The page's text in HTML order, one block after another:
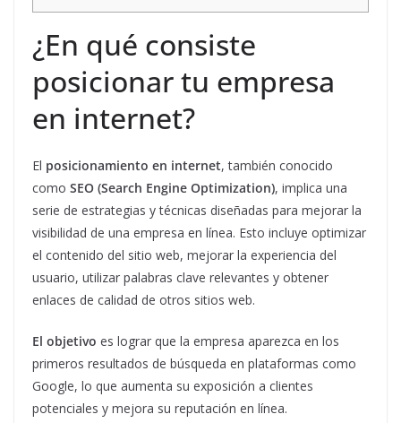
¿En qué consiste
posicionar tu empresa
en internet?
El posicionamiento en internet, también conocido
como SEO (Search Engine Optimization), implica una
serie de estrategias y técnicas diseñadas para mejorar la
visibilidad de una empresa en línea. Esto incluye optimizar
el contenido del sitio web, mejorar la experiencia del
usuario, utilizar palabras clave relevantes y obtener
enlaces de calidad de otros sitios web.
El objetivo es lograr que la empresa aparezca en los
primeros resultados de búsqueda en plataformas como
Google, lo que aumenta su exposición a clientes
potenciales y mejora su reputación en línea.